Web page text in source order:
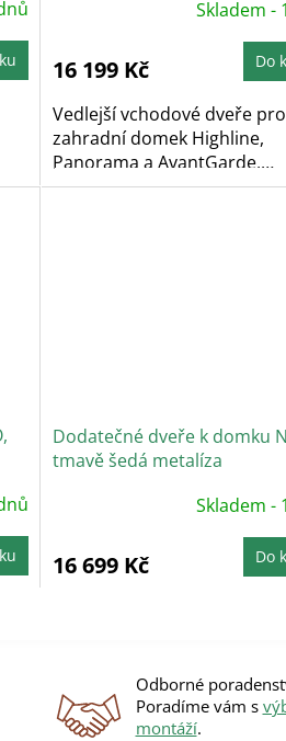
Skladem -
16 199 Kč Do
Vedlejší vchodové dveře pro
zahradní domek Highline,
Panorama a AvantGarde,
umožňují...
Dodatečné dveře k domku
tmavě šedá metalíza
Skladem -
16 699 Kč Do
Odborné
Poradíme vám s
montáží.